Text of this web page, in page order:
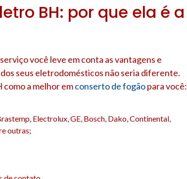
BH: por que ela é a
você leve em conta as vantagens e
seus eletrodomésticos não seria diferente.
como a melhor emconserto de fogãopara você:
Electrolux, GE, Bosch, Dako, Continental,
outras;